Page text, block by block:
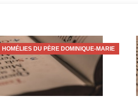
HOMÉLIES DU PÈRE DOMINIQUE-MARIE